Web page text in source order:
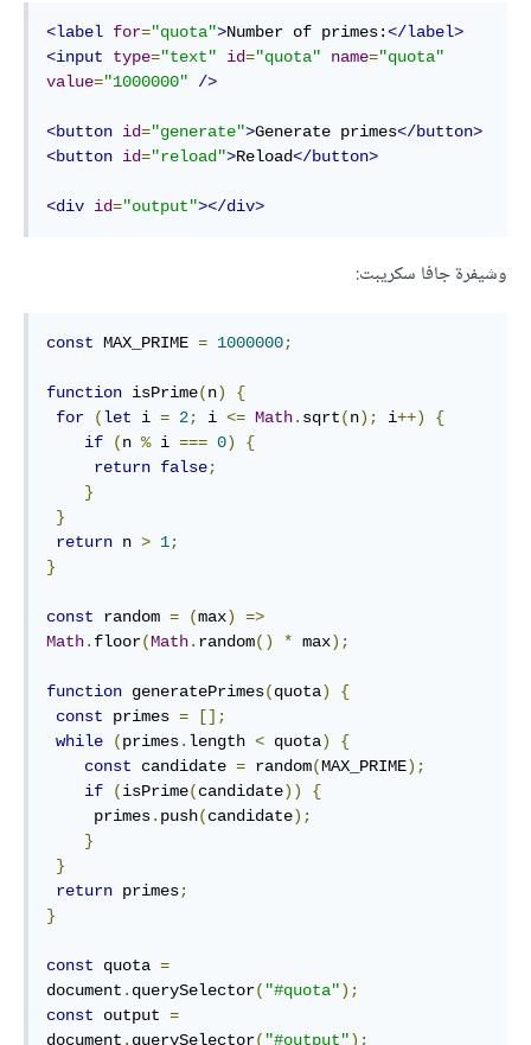
<label for="quota">Number of primes:</label>
<input
type="text" id="quota" name="quota"
value="1000000" />
<button id="generate">Generate primes</button>
<button id="reload">Reload</button>
<div id="output"></div>
وشيفرة جافا سكريبت:
const MAX_PRIME = 1000000;
function isPrime(n)
{
for
(let i = 2; i <= Math. sqrt(n); i++)
{
if
(n % i === 0)
{
return false;
}
}
return n > 1;
}
const random = (max)
=>
Math. floor(Math. random() * max);
function generatePrimes(quota)
{
const primes =
[];
while
(primes. length < quota)
{
const candidate = random(MAX_PRIME);
if
(isPrime(candidate))
{
     primes
. push(candidate);
}
}
return primes;
}
const quota =
document . querySelector( "#quota");
const output =
document . querySelector( "#output");